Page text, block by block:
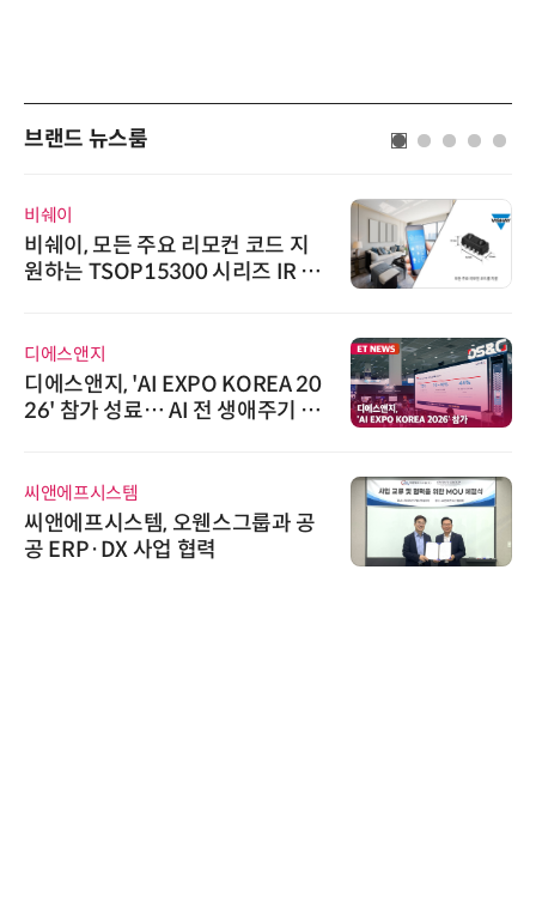
브랜드 뉴스룸
비쉐이
비쉐이, 모든 주요 리모컨 코드 지
원하는 TSOP15300 시리즈 IR 수
디에스앤지
디에스앤지, 'AI EXPO KOREA 20
26' 참가 성료… AI 전 생애주기 아
씨앤에프시스템
씨앤에프시스템, 오웬스그룹과 공
공 ERP·DX 사업 협력